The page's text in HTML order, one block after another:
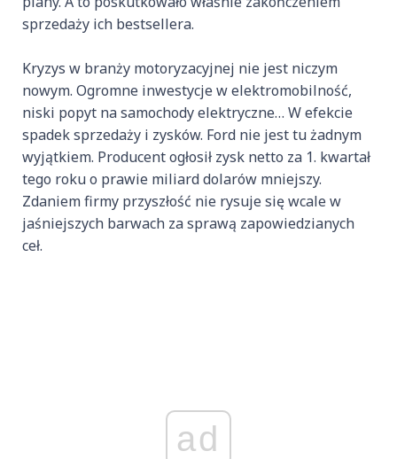
sprzedaży ich bestsellera.
Kryzys w branży motoryzacyjnej nie jest niczym
nowym. Ogromne inwestycje w elektromobilność,
niski popyt na samochody elektryczne… W efekcie
spadek sprzedaży i zysków. Ford nie jest tu żadnym
wyjątkiem. Producent ogłosił zysk netto za 1. kwartał
tego roku o prawie miliard dolarów mniejszy.
Zdaniem firmy przyszłość nie rysuje się wcale w
jaśniejszych barwach za sprawą zapowiedzianych
ceł.
ad